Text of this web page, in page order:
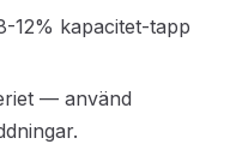
12% kapacitet-tapp
— använd